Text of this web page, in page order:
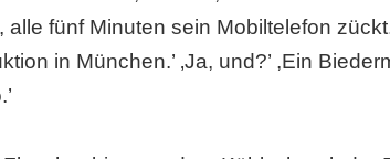
alle fünf Minuten sein Mobiltelefon
in München.’ ‚Ja, und?’ ,Ein